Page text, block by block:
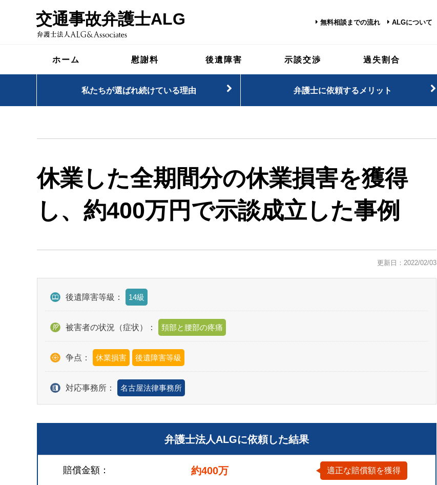
交通事故弁護士ALG 無料相談までの流れ ALGについて
ホーム 慰謝料 後遺障害 示談交渉 過失割合
私たちが選ばれ続けている理由 弁護士に依頼するメリット
休業した全期間分の休業損害を獲得
し、約400万円で示談成立した事例
更新日：2022/02/03
後遺障害等級： 14級
被害者の状況（症状）： 頚部と腰部の疼痛
争点： 休業損害 後遺障害等級
対応事務所： 名古屋法律事務所
弁護士法人ALGに依頼した結果
賠償金額 約400万 適正な賠償額を獲得